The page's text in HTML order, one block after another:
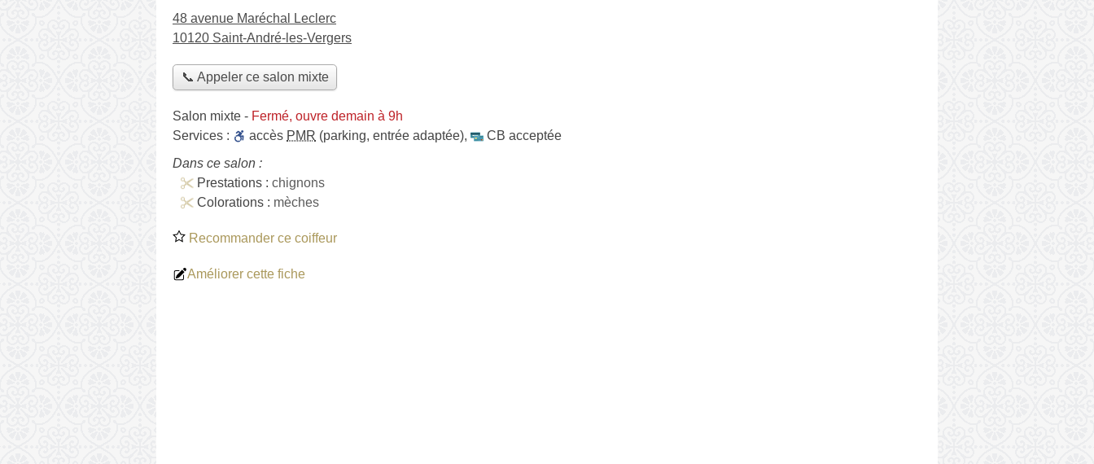
48 avenue Maréchal Leclerc
10120 Saint-André-les-Vergers
📞 Appeler ce salon mixte
Salon mixte - Fermé, ouvre demain à 9h
Services :
accès PMR (parking, entrée adaptée),
CB acceptée
Dans ce salon :
Prestations : chignons
Colorations : mèches
Recommander ce coiffeur
Améliorer cette fiche